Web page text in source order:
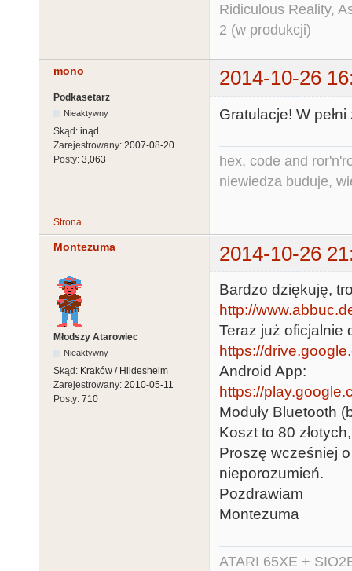
Ridiculous Reality,
2 (w produkcji)
mono 2014-10-26
Podkasetarz
Nieaktywny
Skąd: inąd
Zarejestrowany: 2007-08-20
Posty: 3,063
Gratulacje! W
hex, code and
niewiedza buduje,
Strona
Montezuma 2014-10-26
Młodszy Atarowiec
Nieaktywny
Skąd: Kraków / Hildesheim
Zarejestrowany: 2010-05-11
Posty: 710
Bardzo dziękuję,
http://
Teraz już oficjalnie
https://
Android App:
https://
Moduły Bluetooth
Koszt to 80
Proszę wcześniej
nieporozumień.
Pozdrawiam
Montezuma
ATARI 65XE +